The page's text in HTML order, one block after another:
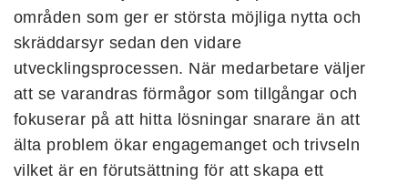
områden som ger er största möjliga nytta och
skräddarsyr sedan den vidare
utvecklingsprocessen. När medarbetare väljer
att se varandras förmågor som tillgångar och
fokuserar på att hitta lösningar snarare än att
älta problem ökar engagemanget och trivseln
vilket är en förutsättning för att skapa ett